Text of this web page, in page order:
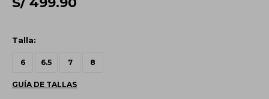
Talla:
6 6.5 7 8
GUÍA DE TALLAS